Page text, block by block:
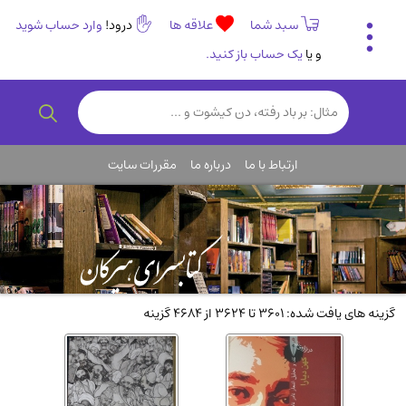
سبد شما علاقه ها درود! وارد حساب شوید
و یایک حساب باز کنید.
تاریخی و فرهنگی
(838)
رمان و داستان ایرانی(307)
روانشناسی(357)
انگلیسی و زبان خارجی(14)
کودکان و نوجوانان(76)
کتب نادر و کمیاب(19)
روانشناسی(112)
طب گیاهی و سنتی(45)
فلسفه و جامعه شناسی(151)
ارتباط با ما درباره ما مقررات سایت
گزینه های یافت شده: 3601 تا 3624 از 4684 گزینه